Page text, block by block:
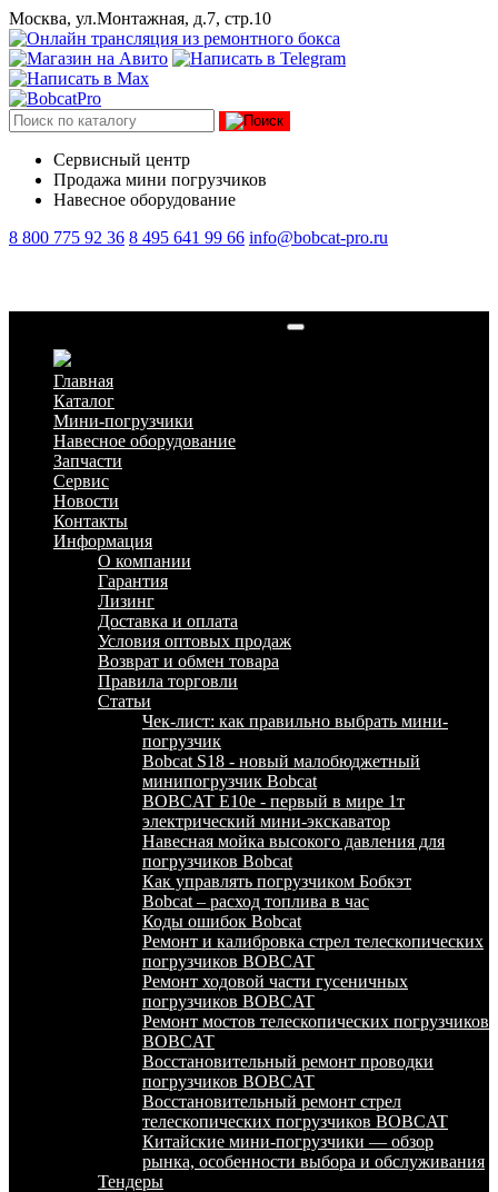
Москва, ул.Монтажная, д.7, стр.10
Сервисный центр
Продажа мини погрузчиков
Навесное оборудование
8 800 775 92 36 8 495 641 99 66 info@bobcat-pro.ru
Главная
Каталог
Мини-погрузчики
Навесное оборудование
Запчасти
Сервис
Новости
Контакты
Информация
О компании
Гарантия
Лизинг
Доставка и оплата
Условия оптовых продаж
Возврат и обмен товара
Правила торговли
Статьи
Чек-лист: как правильно выбрать мини-
погрузчик
Bobcat S18 - новый малобюджетный
минипогрузчик Bobcat
BOBCAT E10e - первый в мире 1т
электрический мини-экскаватор
Навесная мойка высокого давления для
погрузчиков Bobcat
Как управлять погрузчиком Бобкэт
Bobcat – расход топлива в час
Коды ошибок Bobcat
Ремонт и калибровка стрел телескопических
погрузчиков BOBCAT
Ремонт ходовой части гусеничных
погрузчиков BOBCAT
Ремонт мостов телескопических погрузчиков
BOBCAT
Восстановительный ремонт проводки
погрузчиков BOBCAT
Восстановительный ремонт стрел
телескопических погрузчиков BOBCAT
Китайские мини-погрузчики — обзор
рынка, особенности выбора и обслуживания
Тендеры